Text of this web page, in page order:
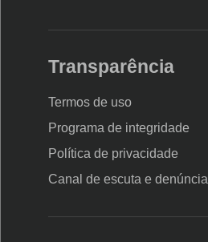
Transparência
Termos de uso
Programa de integridade
Política de privacidade
Canal de escuta e denúncia